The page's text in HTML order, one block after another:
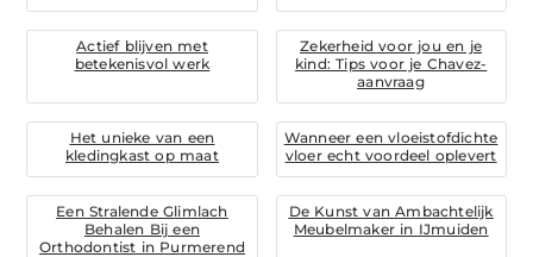
Actief blijven met
betekenisvol werk
Zekerheid voor jou en je
kind: Tips voor je Chavez-
aanvraag
Het unieke van een
kledingkast op maat
Wanneer een vloeistofdichte
vloer echt voordeel oplevert
Een Stralende Glimlach
Behalen Bij een
Orthodontist in Purmerend
De Kunst van Ambachtelijk
Meubelmaker in IJmuiden